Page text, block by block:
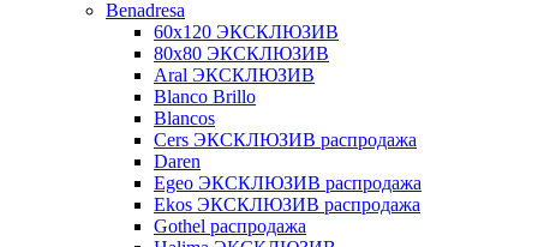
Benadresa
60х120 ЭКСКЛЮЗИВ
80х80 ЭКСКЛЮЗИВ
Aral ЭКСКЛЮЗИВ
Blanco Brillo
Blancos
Cers ЭКСКЛЮЗИВ распродажа
Daren
Egeo ЭКСКЛЮЗИВ распродажа
Ekos ЭКСКЛЮЗИВ распродажа
Gothel распродажа